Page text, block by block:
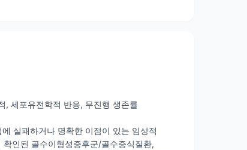
, 세포유전학적 반응, 무진행 생존률
실패하거나 명확한 이점이 있는 임상적
인된 골수이형성증후군/골수증식질환,